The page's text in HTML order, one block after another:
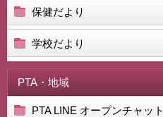
保健だより
学校だより
PTA・地域
PTA LINE オープンチャット